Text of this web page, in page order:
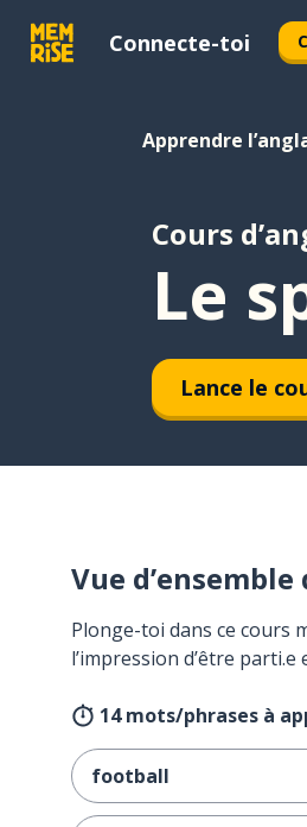
Connecte-toi
Apprendre
Cours
Le
Lance le
Vue
Plonge-toi dans ce cours
l’impression d’être
14 mots/phrases à
football